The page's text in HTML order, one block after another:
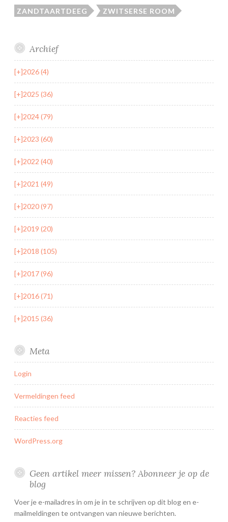
ZANDTAARTDEEG ZWITSERSE ROOM
Archief
[+]2026 (4)
[+]2025 (36)
[+]2024 (79)
[+]2023 (60)
[+]2022 (40)
[+]2021 (49)
[+]2020 (97)
[+]2019 (20)
[+]2018 (105)
[+]2017 (96)
[+]2016 (71)
[+]2015 (36)
Meta
Login
Vermeldingen feed
Reacties feed
WordPress.org
Geen artikel meer missen? Abonneer je op de
blog
Voer je e-mailadres in om je in te schrijven op dit blog en e-
mailmeldingen te ontvangen van nieuwe berichten.